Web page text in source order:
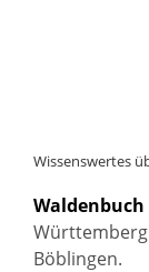
Wissenswertes
Waldenbuch
Böblingen.